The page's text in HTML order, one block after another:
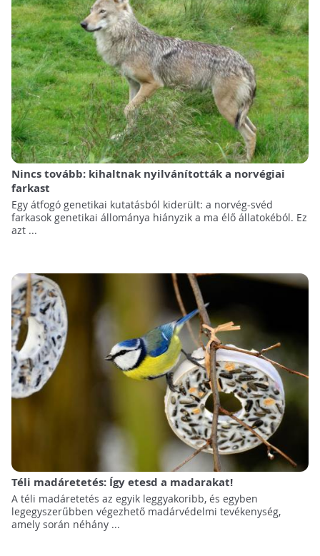
Nincs tovább: kihaltnak nyilvánították a norvégiai
farkast
Egy átfogó genetikai kutatásból kiderült: a norvég-svéd
farkasok genetikai állománya hiányzik a ma élő állatokéból. Ez
azt ...
Téli madáretetés: Így etesd a madarakat!
A téli madáretetés az egyik leggyakoribb, és egyben
legegyszerűbben végezhető madárvédelmi tevékenység,
amely során néhány ...